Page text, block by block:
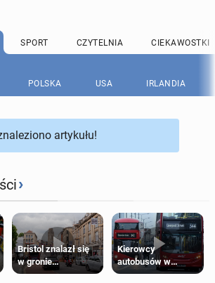
SPORT CZYTELNIA CIEKAWOSTKI
POLSKA USA IRLANDIA
artykułu!
›
Bristol znalazł się
w gronie
najlepszych
Kierowcy
autobusów w
Londynie